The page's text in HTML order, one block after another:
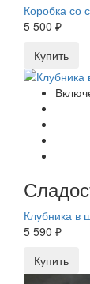
Коробка со
5 500 ₽
Купить
Клубника в
5 590 ₽
Купить